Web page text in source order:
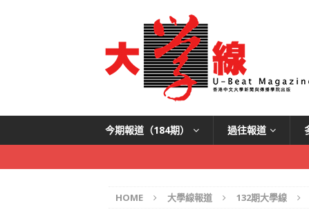
今期報道（184期） 過往報道
HOME 大學線報道 132期大學線